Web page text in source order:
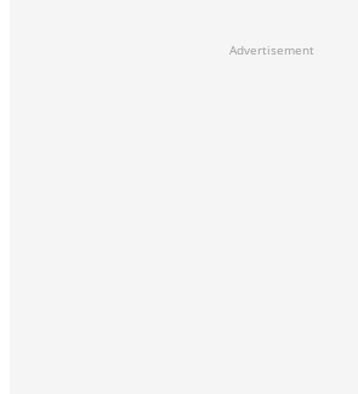
Advertisement